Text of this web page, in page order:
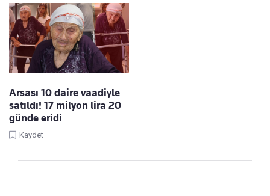
Arsası 10 daire vaadiyle
satıldı! 17 milyon lira 20
günde eridi
Kaydet